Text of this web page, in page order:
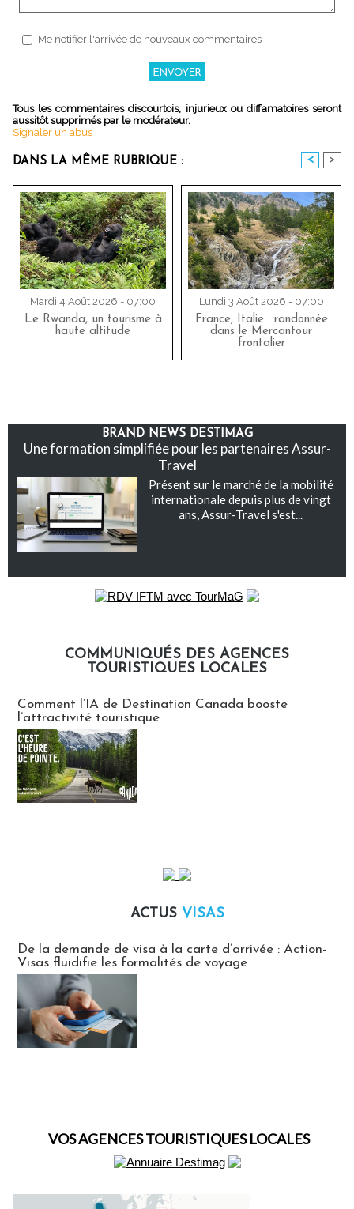
Me notifier l'arrivée de nouveaux commentaires
Tous les commentaires discourtois, injurieux ou diffamatoires seront
aussitôt supprimés par le modérateur.
Signaler un abus
DANS LA MÊME RUBRIQUE : < >
Mardi 4 Août 2026 - 07:00
Le Rwanda, un tourisme à
haute altitude
Lundi 3 Août 2026 - 07:00
France, Italie : randonnée
dans le Mercantour
frontalier
BRAND NEWS DESTIMAG
Une formation simplifiée pour les partenaires Assur-
Travel
Présent sur le marché de la mobilité
internationale depuis plus de vingt
ans, Assur-Travel s'est...
COMMUNIQUÉS DES AGENCES
TOURISTIQUES LOCALES
Comment l’IA de Destination Canada booste
l’attractivité touristique
ACTUS VISAS
De la demande de visa à la carte d’arrivée : Action-
Visas fluidifie les formalités de voyage
VOS AGENCES TOURISTIQUES LOCALES